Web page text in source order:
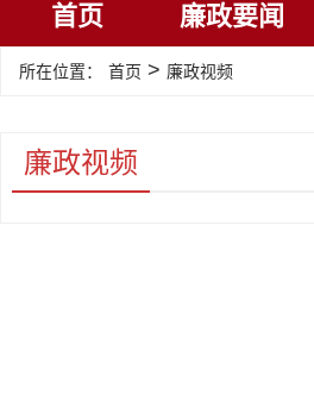
首页 廉政要闻
所在位置： 首页 > 廉政视频
廉政视频